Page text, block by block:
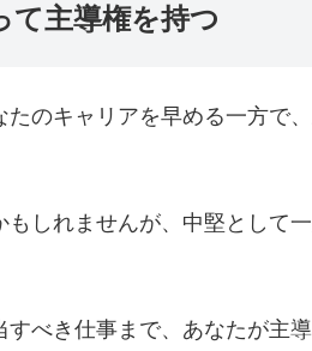
て主導権を持つ
たのキャリアを早める一方で
もしれませんが、中堅として
べき仕事まで、あなたが主